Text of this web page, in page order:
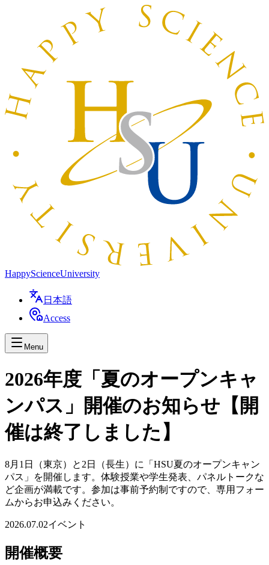
HappyScienceUniversity
日本語
Access
Menu
2026年度「夏のオープンキャ
ンパス」開催のお知らせ【開
催は終了しました】
8月1日（東京）と2日（長生）に「HSU夏のオープンキャン
パス」を開催します。体験授業や学生発表、パネルトークな
ど企画が満載です。参加は事前予約制ですので、専用フォー
ムからお申込みください。
2026.07.02イベント
開催概要